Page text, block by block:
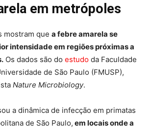
em metrópoles
mostram que a febre amarela se
intensidade em regiões próximas a
Os dados são do estudo da Faculdade
de São Paulo (FMUSP),
Nature Microbiology.
a dinâmica de infecção em primatas
de São Paulo, em locais onde a